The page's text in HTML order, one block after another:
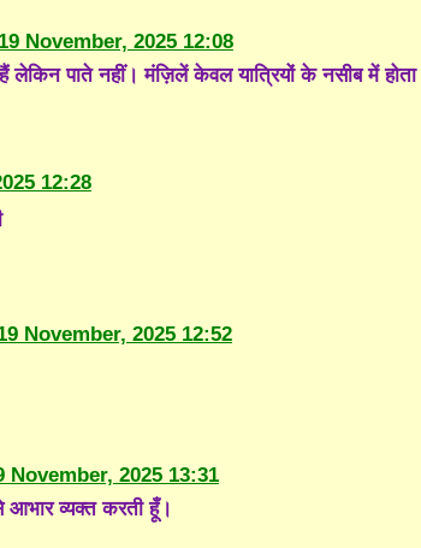
19 November, 2025 12:08
पाते नहीं। मंज़िलें केवल यात्रियों के नसीब में
12:28
November, 2025 12:52
November, 2025 13:31
व्यक्त करती हूँ।